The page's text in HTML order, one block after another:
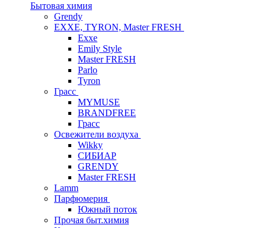
Бытовая химия
Grendy
EXXE, TYRON, Master FRESH
Exxe
Emily Style
Master FRESH
Parlo
Tyron
Грасс
MYMUSE
BRANDFREE
Грасс
Освежители воздуха
Wikky
СИБИАР
GRENDY
Master FRESH
Lamm
Парфюмерия
Южный поток
Прочая быт.химия